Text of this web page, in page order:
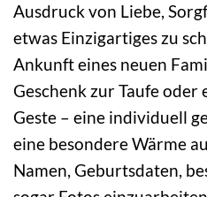
Ausdruck von Liebe,
etwas Einzigartiges zu
Ankunft eines neuen
Geschenk zur Taufe oder
Geste – eine individuell
eine besondere Wärme
Namen, Geburtsdaten,